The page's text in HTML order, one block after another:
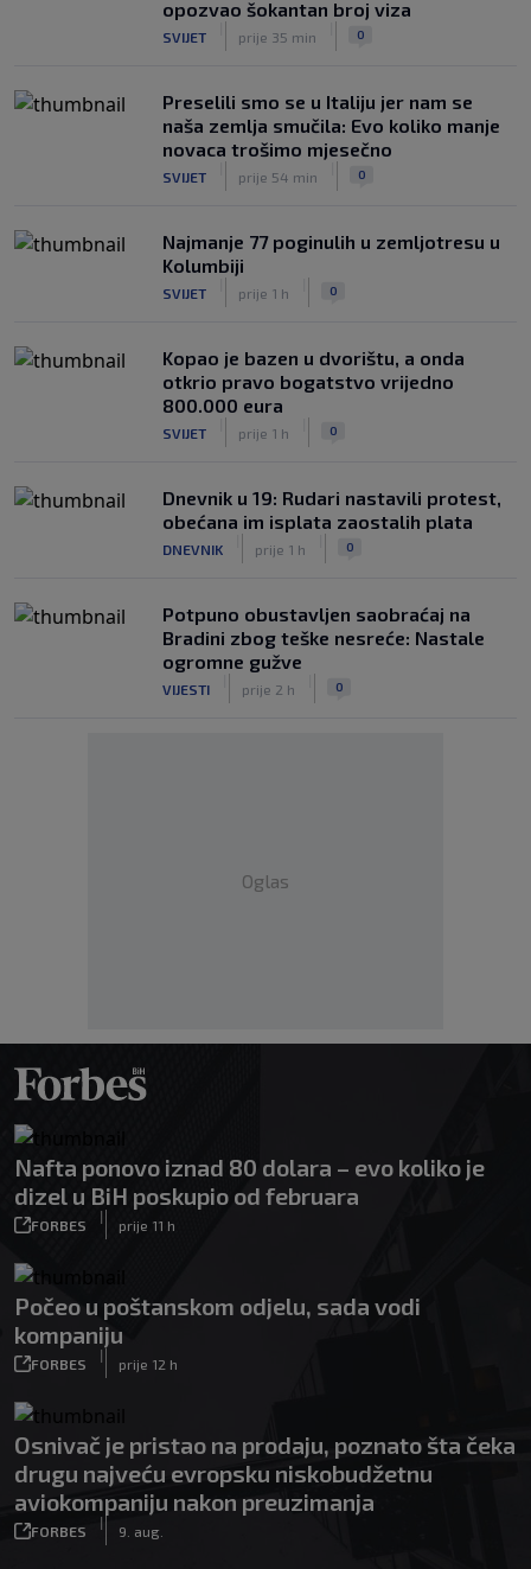
opozvao šokantan broj viza
SVIJET prije 35 min 0
Preselili smo se u Italiju jer nam se
naša zemlja smučila: Evo koliko manje
novaca trošimo mjesečno
SVIJET prije 54 min 0
Najmanje 77 poginulih u zemljotresu u
Kolumbiji
SVIJET prije 1 h 0
Kopao je bazen u dvorištu, a onda
otkrio pravo bogatstvo vrijedno
800.000 eura
SVIJET prije 1 h 0
Dnevnik u 19: Rudari nastavili protest,
obećana im isplata zaostalih plata
DNEVNIK prije 1 h 0
Potpuno obustavljen saobraćaj na
Bradini zbog teške nesreće: Nastale
ogromne gužve
VIJESTI prije 2 h 0
Oglas
Nafta ponovo iznad 80 dolara – evo koliko je
dizel u BiH poskupio od februara
FORBES
|
prije 11 h
Počeo u poštanskom odjelu, sada vodi
kompaniju
FORBES
|
prije 12 h
Osnivač je pristao na prodaju, poznato šta čeka
drugu najveću evropsku niskobudžetnu
aviokompaniju nakon preuzimanja
FORBES
|
9. aug.